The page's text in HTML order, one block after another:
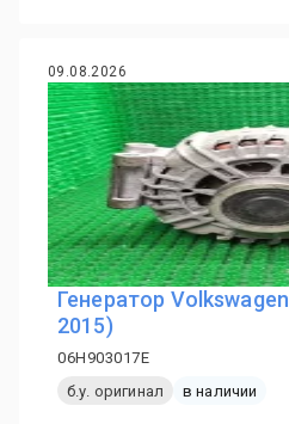
09.08.2026
Генератор
2015)
06H903017E
б.у. оригинал
в наличии